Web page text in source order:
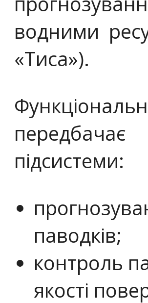
водними
«Тиса»).
підсистеми:
паводків;
контроль
якості